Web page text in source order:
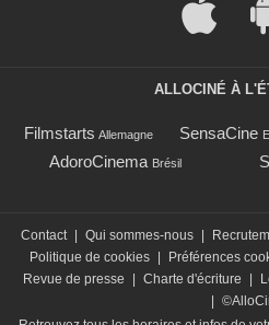
ALLOCINÉ À
Filmstarts Allemagne SensaCine
AdoroCinema Brésil
Contact Qui sommes-nous
Politique de cookies
Préférences
Revue de presse
Charte d'écriture